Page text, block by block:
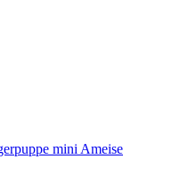
mini Ameise